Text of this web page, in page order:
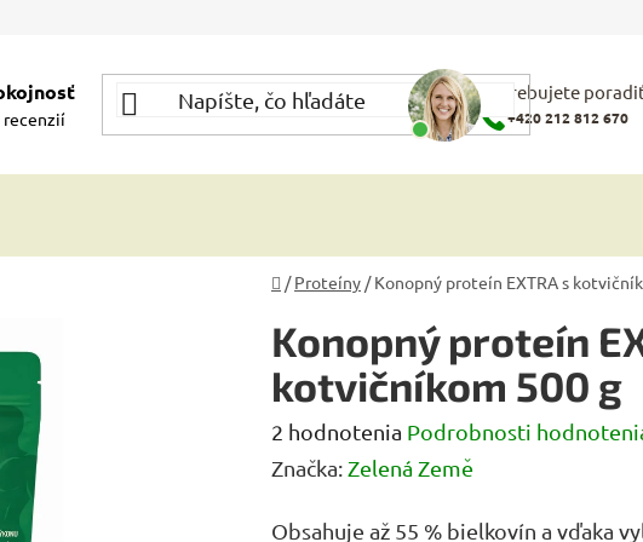
recenzií
Potrebujete
+420 212 812 670
Domov
/ Proteíny / Konopný proteín EXTRA s
Konopný proteín
kotvičníkom 500 g
Priemerné
hodnotenie
2 hodnotenia Podrobnosti
Značka: Zelená Země
Obsahuje až 55 % bielkovín a vďaka